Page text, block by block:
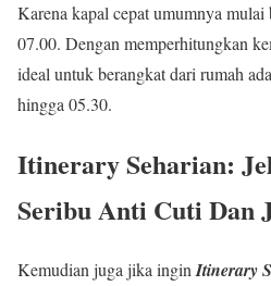
Karena kapal cepat umumnya
07.00. Dengan memperhitungkan
ideal untuk berangkat dari rumah
hingga 05.30.
Itinerary Seharian:
Seribu Anti Cuti Dan
Kemudian juga jika ingin Itinerary